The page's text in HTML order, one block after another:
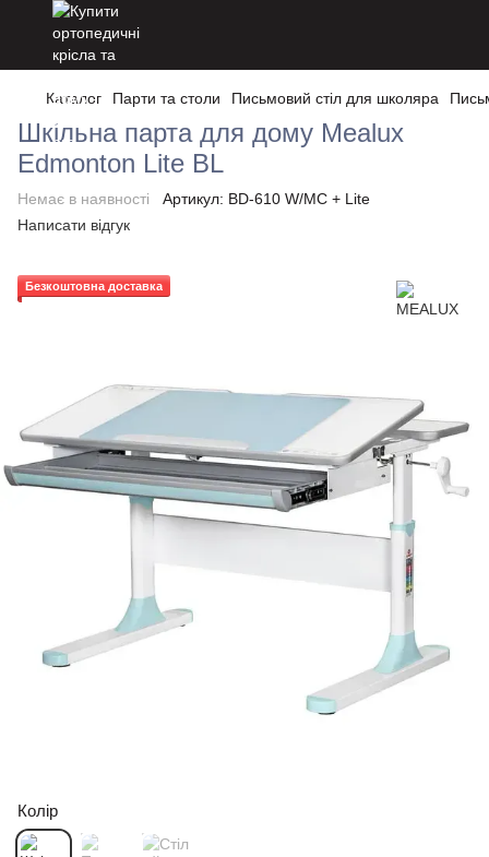
Каталог Парти та столи Письмовий стіл для школяра
Шкільна парта для дому Mealux
Edmonton Lite BL
Немає в наявності Артикул: BD-610 W/MC + Lite
Написати відгук
Безкоштовна доставка
Колір